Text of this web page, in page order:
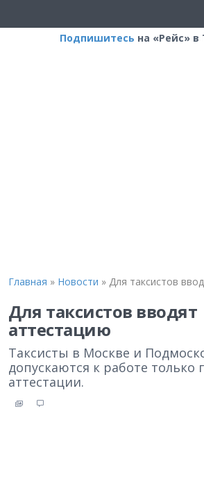
Подпишитесь на «Рейс» в
Главная » Новости » Для таксистов
Для таксистов вводят
аттестацию
Таксисты в Москве и
допускаются к работе только
аттестации.